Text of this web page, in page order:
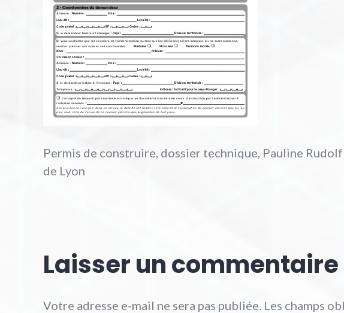
Permis de construire, dossier technique, Pauline
de Lyon
Laisser un commentaire
Votre adresse e-mail ne sera pas publiée. Les champs